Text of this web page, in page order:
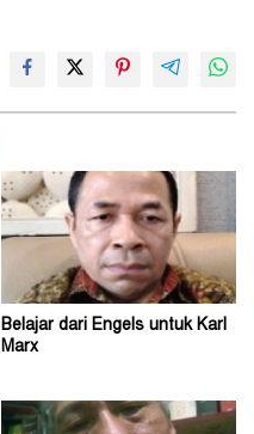
Belajar dari Engels untuk Karl
Marx